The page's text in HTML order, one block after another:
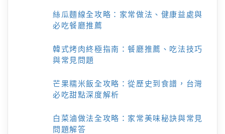
絲瓜麵線全攻略：家常做法、健康益處與
必吃餐廳推薦
韓式烤肉終極指南：餐廳推薦、吃法技巧
與常見問題
芒果糯米飯全攻略：從歷史到食譜，台灣
必吃甜點深度解析
白菜滷做法全攻略：家常美味秘訣與常見
問題解答